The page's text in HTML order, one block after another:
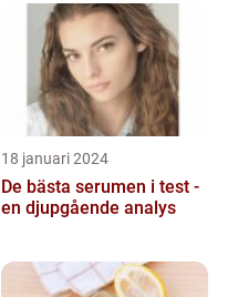
18 januari 2024
De bästa serumen i test -
en djupgående analys